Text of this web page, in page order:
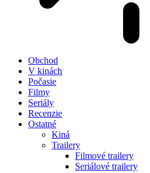
Obchod
V kinách
Počasie
Filmy
Seriály
Recenzie
Ostatné
Kiná
Trailery
Filmové trailery
Seriálové trailery